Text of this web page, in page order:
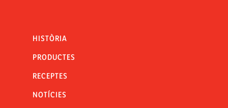
HISTÒRIA
PRODUCTES
RECEPTES
NOTÍCIES